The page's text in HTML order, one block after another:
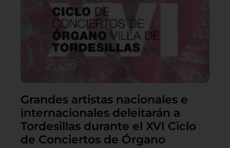
Grandes artistas nacionales e
internacionales deleitarán a
Tordesillas durante el XVI Ciclo
de Conciertos de Órgano